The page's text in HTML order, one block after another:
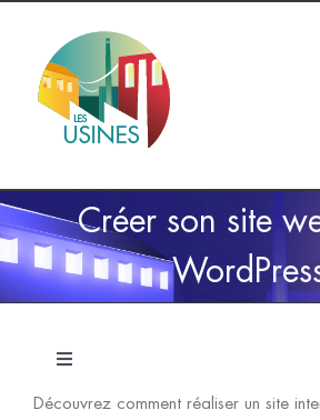
contenu
Créer son site
Navigation
bascule
Découvrez comment réaliser un site